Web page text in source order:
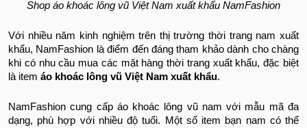
Shop áo khoác lông vũ Việt Nam xuất khẩu NamFashion
Với nhiều năm kinh nghiệm trên thị trường thời trang nam xuất
khẩu, NamFashion là điểm đến đáng tham khảo dành cho chàng
khi có nhu cầu mua các mặt hàng thời trang xuất khẩu, đặc biệt
là item áo khoác lông vũ Việt Nam xuất khẩu.
NamFashion cung cấp áo khoác lông vũ nam với mẫu mã đa
dạng, phù hợp với nhiều độ tuổi. Một số item bạn nam có thể